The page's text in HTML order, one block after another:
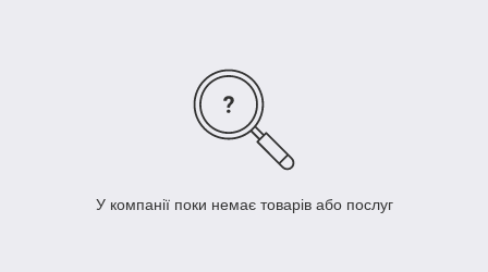
У компанії поки немає товарів або послуг